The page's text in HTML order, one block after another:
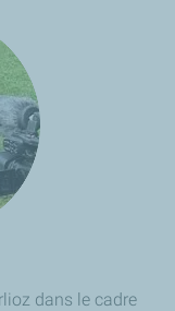
dans le cadre